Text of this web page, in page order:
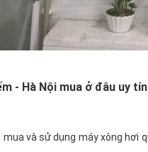
- Hà Nội mua ở đâu uy
và sử dụng máy xông hơi